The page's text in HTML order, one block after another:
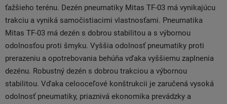
ťažšieho terénu. Dezén pneumatiky Mitas TF-03 má vynikajúcu
trakciu a vyniká samočistiacimi vlastnosťami. Pneumatika
Mitas TF-03 má dezén s dobrou stabilitou a s výbornou
odolnosťou proti šmyku. Vyššia odolnosť pneumatiky proti
prerazeniu a opotrebovania behúňa vďaka vyššiemu zaplnenia
dezénu. Robustný dezén s dobrou trakciou a výbornou
stabilitou. Vďaka celooceľové konštrukcii je zaručená vysoká
odolnosť pneumatiky, priaznivá ekonomika prevádzky a